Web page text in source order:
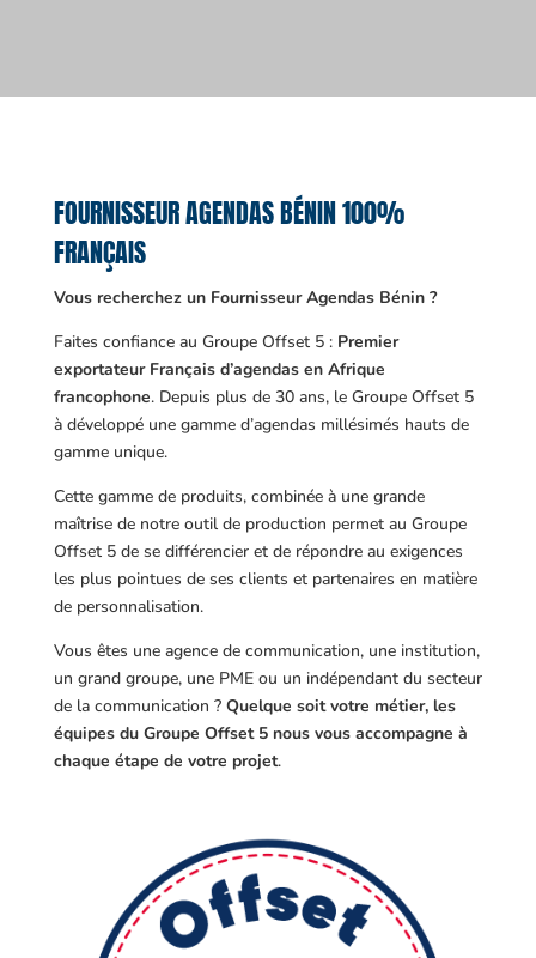
FOURNISSEUR AGENDAS BÉNIN 100%
FRANÇAIS
Vous recherchez un Fournisseur Agendas Bénin ?
Faites confiance au Groupe Offset 5 : Premier
exportateur Français d’agendas en Afrique
francophone. Depuis plus de 30 ans, le Groupe Offset 5
à développé une gamme d’agendas millésimés hauts de
gamme unique.
Cette gamme de produits, combinée à une grande
maîtrise de notre outil de production permet au Groupe
Offset 5 de se différencier et de répondre au exigences
les plus pointues de ses clients et partenaires en matière
de personnalisation.
Vous êtes une agence de communication, une institution,
un grand groupe, une PME ou un indépendant du secteur
de la communication ? Quelque soit votre métier, les
équipes du Groupe Offset 5 nous vous accompagne à
chaque étape de votre projet.